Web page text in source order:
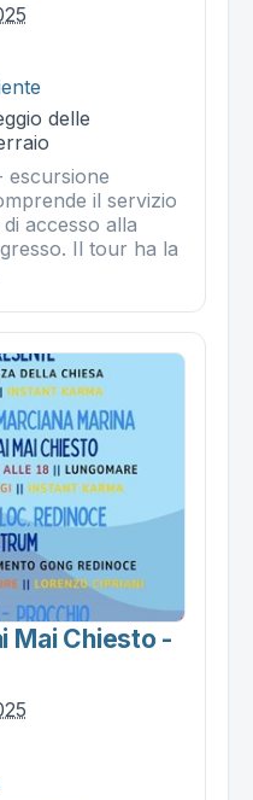
delle
escursione
il servizio
accesso alla
Il tour ha la
Mai Chiesto -